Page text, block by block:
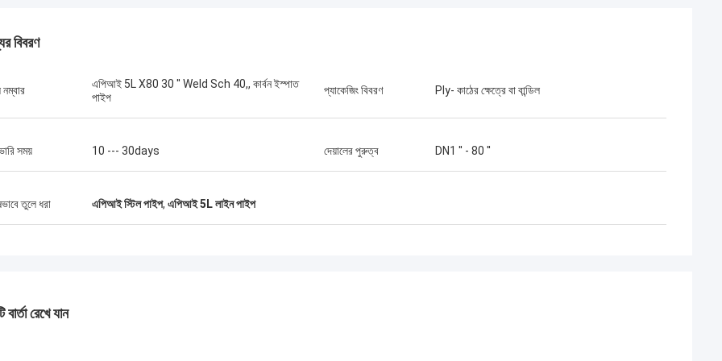
বিবরণ
এপিআই 5L X80 30 '' Weld Sch 40,, কার্বন ইস্পাত
পাইপ
প্যাকেজিং বিবরণ Ply- কাঠের ক্ষেত্রে বা বান্ডিল
সময় 10 --- 30days দেয়ালের পুরুত্ব DN1 '' - 80 ''
তুলে ধরা এপিআই স্টিল পাইপ, এপিআই 5L লাইন পাইপ
বার্তা রেখে যান